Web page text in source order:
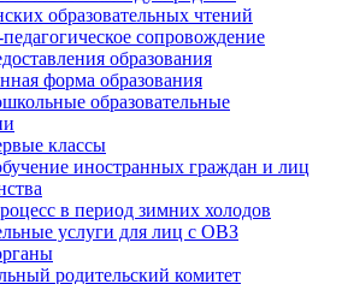
образовательных чтений
сопровождение
образования
форма образования
образовательные
классы
иностранных граждан и лиц
в период зимних холодов
услуги для лиц с ОВЗ
родительский комитет